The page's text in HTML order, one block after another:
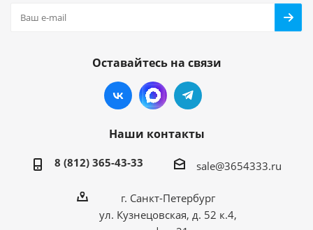
Оставайтесь на связи
Наши контакты
8 (812) 365-43-33 sale@3654333.ru
г. Санкт-Петербург
ул. Кузнецовская, д. 52 к.4,